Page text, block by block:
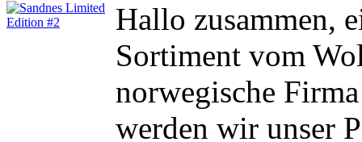
Hallo zusammen,
Sortiment vom
norwegische
werden wir unser